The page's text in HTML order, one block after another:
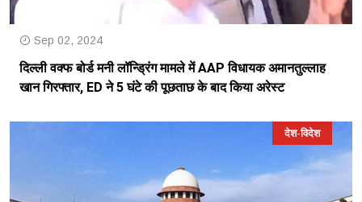
Sep 02, 2024
दिल्ली वक्फ बोर्ड मनी लॉन्ड्रिंग मामले में AAP विधायक अमानतुल्लाह
खान गिरफ्तार, ED ने 5 घंटे की पूछताछ के बाद किया अरेस्ट
देश-विदेश